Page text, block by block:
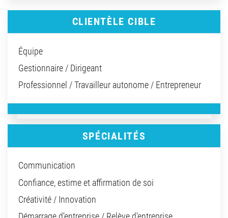
CLIENTÈLE CIBLE
Équipe
Gestionnaire / Dirigeant
Professionnel / Travailleur autonome / Entrepreneur
SPÉCIALITÉS
Communication
Confiance, estime et affirmation de soi
Créativité / Innovation